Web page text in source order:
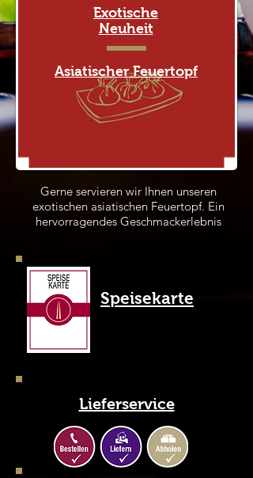
Exotische
Neuheit
Asiatischer Feuertopf
Gerne servieren wir Ihnen unseren
exotischen asiatischen Feuertopf. Ein
hervorragendes Geschmackerlebnis
Speisekarte
Lieferservice